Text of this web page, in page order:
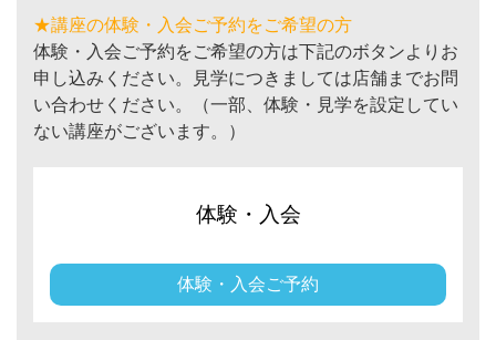
★講座の体験・入会ご予約をご希望の方
体験・入会ご予約をご希望の方は下記のボタンよりお
申し込みください。見学につきましては店舗までお問
い合わせください。（一部、体験・見学を設定してい
ない講座がございます。）
体験・入会
体験・入会ご予約